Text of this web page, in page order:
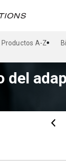
Productos A-Z
del